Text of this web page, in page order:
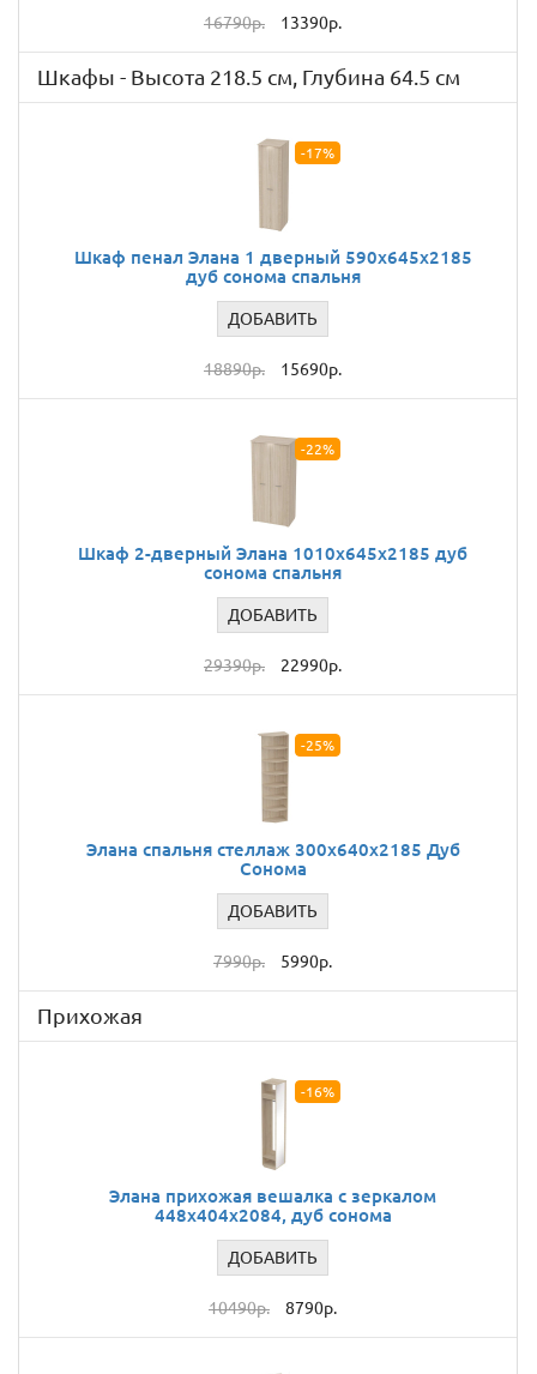
16790р. 13390р.
Шкафы - Высота 218.5 см, Глубина 64.5 см
-17%
Шкаф пенал Элана 1 дверный 590х645х2185
дуб сонома спальня
ДОБАВИТЬ
18890р. 15690р.
-22%
Шкаф 2-дверный Элана 1010х645х2185 дуб
сонома спальня
ДОБАВИТЬ
29390р. 22990р.
-25%
Элана спальня стеллаж 300x640x2185 Дуб
Сонома
ДОБАВИТЬ
7990р. 5990р.
Прихожая
-16%
Элана прихожая вешалка с зеркалом
448x404x2084, дуб сонома
ДОБАВИТЬ
10490р. 8790р.